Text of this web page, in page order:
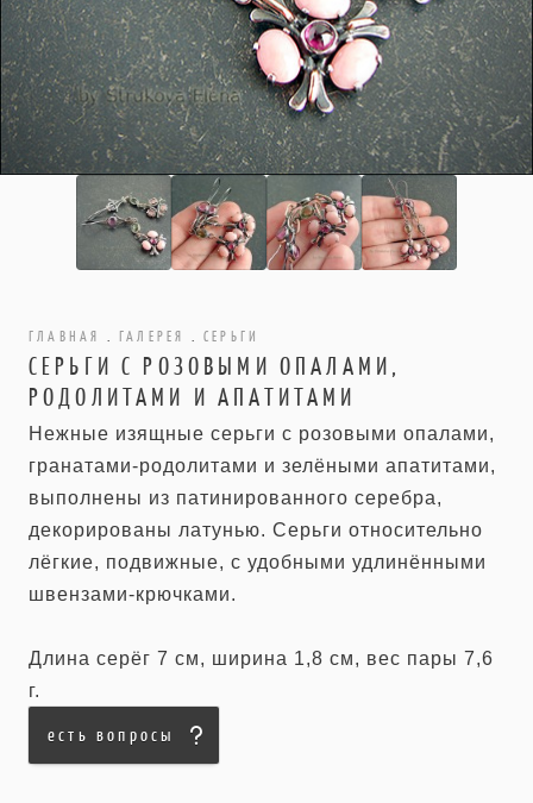
ГЛАВНАЯ .ГАЛЕРЕЯ .СЕРЬГИ
СЕРЬГИ С РОЗОВЫМИ ОПАЛАМИ,
РОДОЛИТАМИ И АПАТИТАМИ
Нежные изящные серьги с розовыми опалами,
гранатами-родолитами и зелёными апатитами,
выполнены из патинированного серебра,
декорированы латунью. Серьги относительно
лёгкие, подвижные, с удобными удлинёнными
швензами-крючками.
Длина серёг 7 см, ширина 1,8 см, вес пары 7,6
г.
есть вопросы